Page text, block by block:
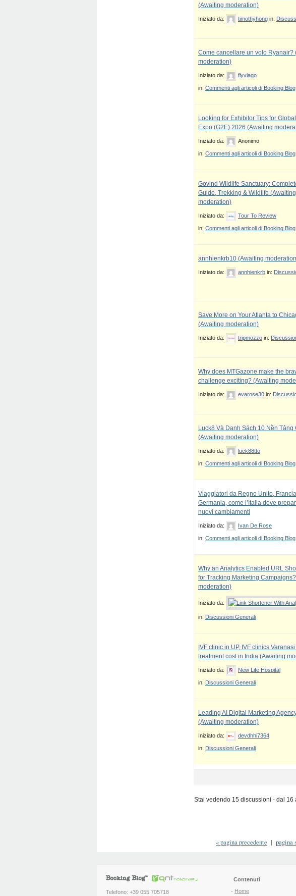
(Awaiting moderation)
Iniziato da: timothyhong in:
Come cancellare un volo Ryanair?
moderation)
Iniziato da: flyviago
in: Commenti agli articoli di Booking Blog
Looking for Exhibitor Tips for
Expo (G2E) 2026 (Awaiting
Iniziato da: Anonimo
in: Commenti agli articoli di Booking Blog
Govind Wildlife Sanctuary:
Guide, Trekking & Wildlife (Awaiting
moderation)
Iniziato da: Tour To Review
in: Commenti agli articoli di Booking Blog
annhienkrb10 (Awaiting
Iniziato da: annhienkrb in:
Save More on Your Atlanta to
(Awaiting moderation)
Iniziato da: tripmozzo in:
Why does MTGazone make the
challenge exciting? (Awaiting
Iniziato da: evarose30 in:
Luck8 Và Danh Sách 10 Nền Tảng
(Awaiting moderation)
Iniziato da: luck88tto
in: Commenti agli articoli di Booking Blog
Viaggiatori da Regno Unito,
Germania, come l’Italia deve
nuovi cambiamenti
Iniziato da: Ivan De Rose
in: Commenti agli articoli di Booking Blog
Why an Analytics Enabled URL
for Tracking Marketing
moderation)
Iniziato da:
in: Discussioni Generali
IVF clinic in UP, IVF clinics
treatment cost in India (Awaiting
Iniziato da: New Life Hospital
in: Discussioni Generali
Leading AI Digital Marketing
(Awaiting moderation)
Iniziato da: devdhhi7364
in: Discussioni Generali
Stai vedendo 15 discussioni - dal 16
«pagina precedente | pagina
Telefono: +39 055 705718
Contenuti
- Home